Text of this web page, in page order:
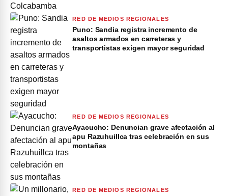
RED DE MEDIOS REGIONALES
Puno: Sandia registra incremento de
asaltos armados en carreteras y
transportistas exigen mayor seguridad
RED DE MEDIOS REGIONALES
Ayacucho: Denuncian grave afectación al
apu Razuhuillca tras celebración en sus
montañas
RED DE MEDIOS REGIONALES